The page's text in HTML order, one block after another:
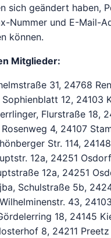
sich geändert haben,
Nummer und E-
können.
Mitglieder:
31, 24768
12, 24103
Flurstraße 18,
4, 24107
Str. 114,
12a, 24251 Osdorf
12a, 24251
Schulstraße 5b,
43,
18, 24145
8, 24211 Preetz